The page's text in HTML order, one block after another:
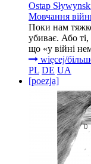
Ostap
Мовчання
Поки нам
убиває. Або ті,
що «у війні
więcej/
PL DE UA
[poezja]